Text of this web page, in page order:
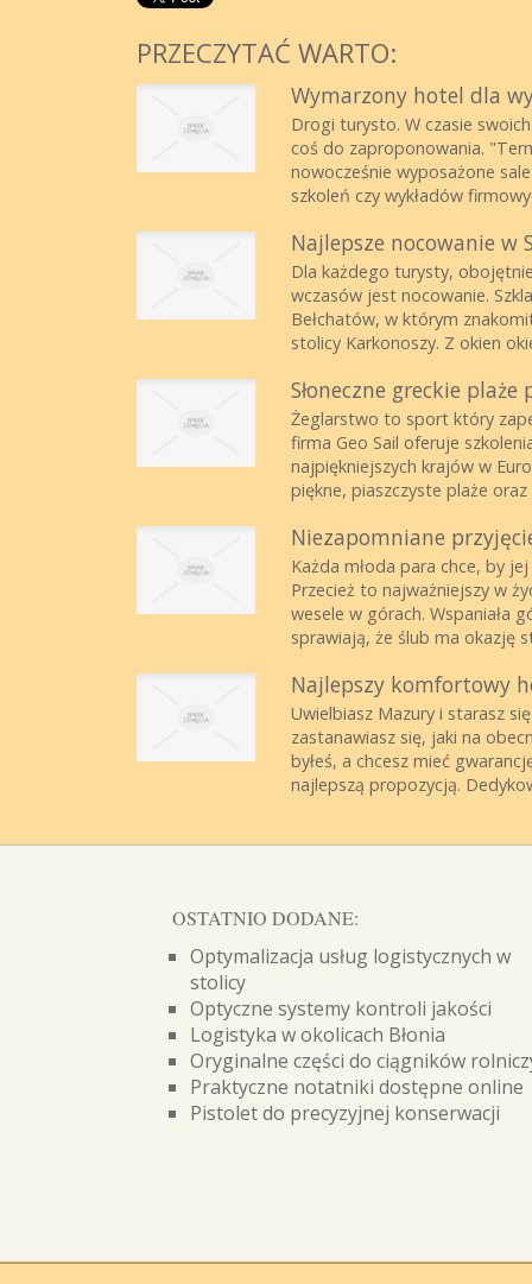
PRZECZYTAĆ WARTO:
Wymarzony hotel dla
Drogi turysto. W czasie
coś do zaproponowania.
nowocześnie wyposażone
szkoleń czy wykładów
Najlepsze nocowanie w
Dla każdego turysty,
wczasów jest nocowanie.
Bełchatów, w którym
stolicy Karkonoszy. Z okien
Słoneczne greckie
Żeglarstwo to sport który
firma Geo Sail oferuje
najpiękniejszych krajów w
piękne, piaszczyste plaże oraz
Niezapomniane
Każda młoda para chce, by
Przecież to najważniejszy w
wesele w górach. Wspaniała
sprawiają, że ślub ma okazję
Najlepszy komfortowy
Uwielbiasz Mazury i starasz
zastanawiasz się, jaki na
byłeś, a chcesz mieć
najlepszą propozycją.
OSTATNIO DODANE:
Optymalizacja usług logistycznych w
stolicy
Optyczne systemy kontroli jakości
Logistyka w okolicach Błonia
Oryginalne części do ciągników
Praktyczne notatniki dostępne online
Pistolet do precyzyjnej konserwacji